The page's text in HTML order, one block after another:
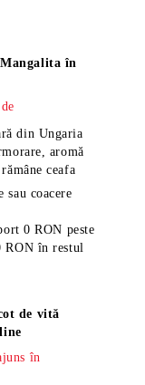
în
din Ungaria
aromă
rămâneceafa
sau coacere
0 RON peste
RON în restul
de vită
în